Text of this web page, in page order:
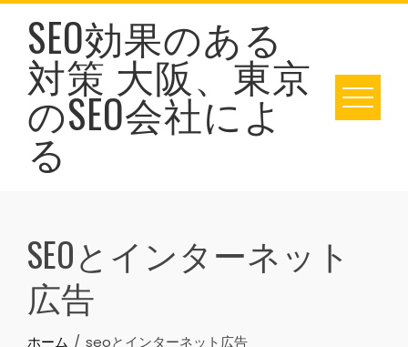
Skip
contentSEO効果のある
対策 大阪、東京
のSEO会社によ
る
SEOとインターネット
広告
ホーム seoとインターネット広告